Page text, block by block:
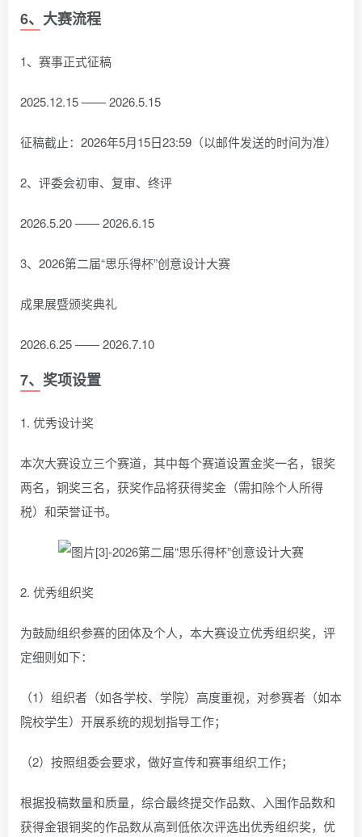
6、大赛流程
1、赛事正式征稿
2025.12.15 —— 2026.5.15
征稿截止：2026年5月15日23:59（以邮件发送的时间为准）
2、评委会初审、复审、终评
2026.5.20 —— 2026.6.15
3、2026第二届“思乐得杯”创意设计大赛
成果展暨颁奖典礼
2026.6.25 —— 2026.7.10
7、奖项设置
1. 优秀设计奖
本次大赛设立三个赛道，其中每个赛道设置金奖一名，银奖
两名，铜奖三名，获奖作品将获得奖金（需扣除个人所得
税）和荣誉证书。
2. 优秀组织奖
为鼓励组织参赛的团体及个人，本大赛设立优秀组织奖，评
定细则如下：
（1）组织者（如各学校、学院）高度重视，对参赛者（如本
院校学生）开展系统的规划指导工作；
（2）按照组委会要求，做好宣传和赛事组织工作；
根据投稿数量和质量，综合最终提交作品数、入围作品数和
获得金银铜奖的作品数从高到低依次评选出优秀组织奖，优